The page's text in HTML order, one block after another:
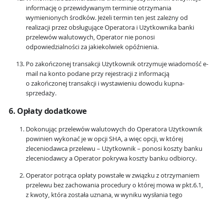
informację o przewidywanym terminie otrzymania
wymienionych środków. Jeżeli termin ten jest zależny od
realizacji przez obsługujące Operatora i Użytkownika banki
przelewów walutowych, Operator nie ponosi
odpowiedzialności za jakiekolwiek opóźnienia.
Po zakończonej transakcji Użytkownik otrzymuje wiadomość e-
mail na konto podane przy rejestracji z informacją
o zakończonej transakcji i wystawieniu dowodu kupna-
sprzedaży.
6. Opłaty dodatkowe
Dokonując przelewów walutowych do Operatora Użytkownik
powinien wykonać je w opcji SHA, a więc opcji, w której
zleceniodawca przelewu – Użytkownik – ponosi koszty banku
zleceniodawcy a Operator pokrywa koszty banku odbiorcy.
Operator potrąca opłaty powstałe w związku z otrzymaniem
przelewu bez zachowania procedury o której mowa w pkt.6.1,
z kwoty, która została uznana, w wyniku wysłania tego